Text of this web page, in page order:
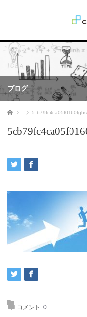
ブログ
ホーム
コメント: 0